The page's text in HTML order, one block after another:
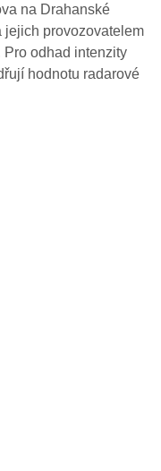
na Drahanské
jejich provozovatelem
Pro odhad intenzity
hodnotu radarové